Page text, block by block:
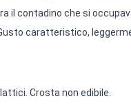
il contadino che si
caratteristico,
Crosta non edibile.